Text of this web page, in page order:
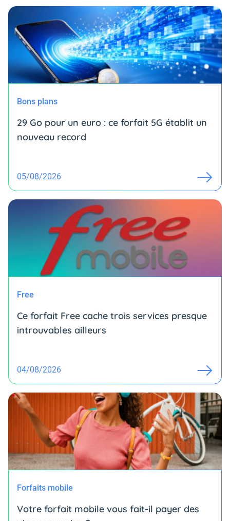
Bons plans
29 Go pour un euro : ce forfait 5G établit un
nouveau record
05/08/2026
Free
Ce forfait Free cache trois services presque
introuvables ailleurs
04/08/2026
Forfaits mobile
Votre forfait mobile vous fait-il payer des